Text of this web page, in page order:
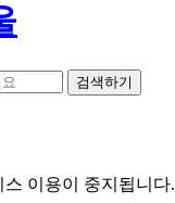
검색하기
스 이용이 중지됩니다.